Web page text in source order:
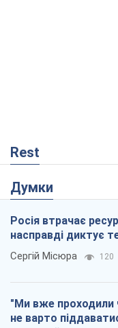
Rest
Думки
Росія втрачає
насправді диктує
Сергій Місюра 120
"Ми вже проходили
не варто